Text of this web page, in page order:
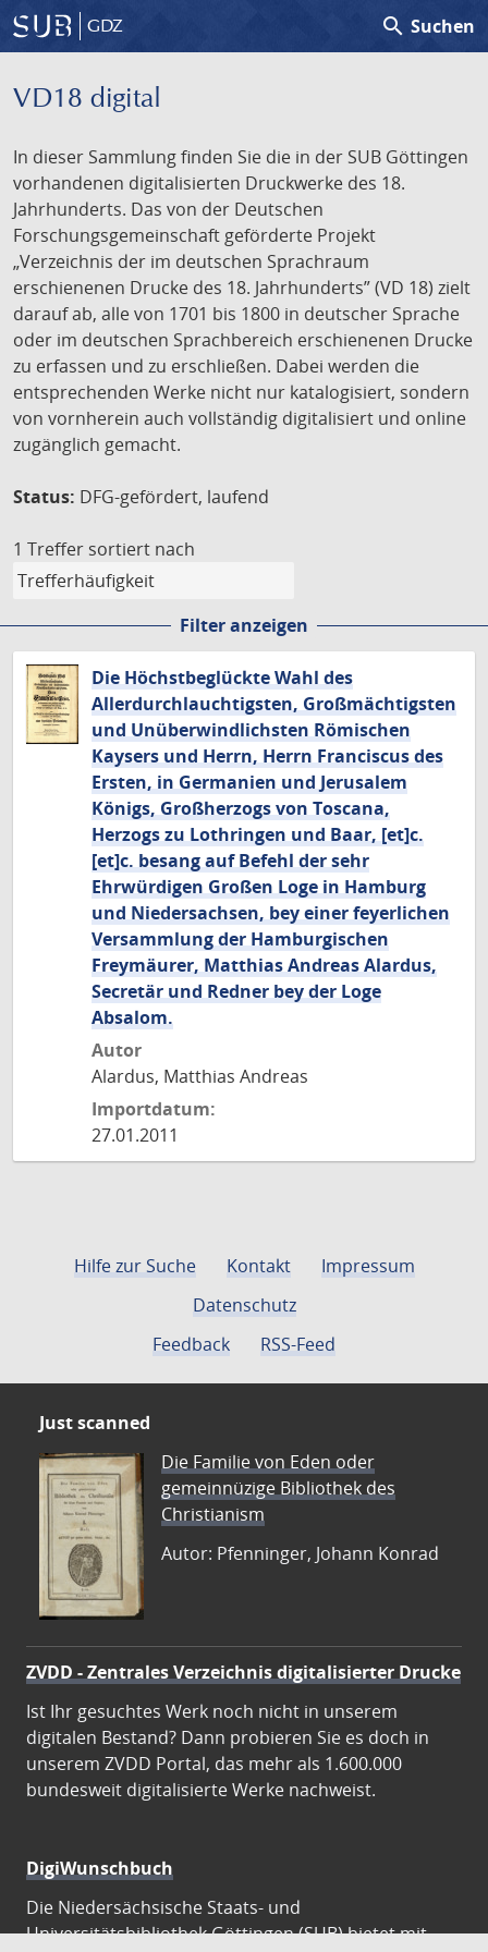
GDZ search Suchen
VD18 digital
In dieser Sammlung finden Sie die in der SUB Göttingen
vorhandenen digitalisierten Druckwerke des 18.
Jahrhunderts. Das von der Deutschen
Forschungsgemeinschaft geförderte Projekt
„Verzeichnis der im deutschen Sprachraum
erschienenen Drucke des 18. Jahrhunderts” (VD 18) zielt
darauf ab, alle von 1701 bis 1800 in deutscher Sprache
oder im deutschen Sprachbereich erschienenen Drucke
zu erfassen und zu erschließen. Dabei werden die
entsprechenden Werke nicht nur katalogisiert, sondern
von vornherein auch vollständig digitalisiert und online
zugänglich gemacht.
Status: DFG-gefördert, laufend
1 Treffer sortiert nach
Filter anzeigen
Die Höchstbeglückte Wahl des
Allerdurchlauchtigsten, Großmächtigsten
und Unüberwindlichsten Römischen
Kaysers und Herrn, Herrn Franciscus des
Ersten, in Germanien und Jerusalem
Königs, Großherzogs von Toscana,
Herzogs zu Lothringen und Baar, [et]c.
[et]c. besang auf Befehl der sehr
Ehrwürdigen Großen Loge in Hamburg
und Niedersachsen, bey einer feyerlichen
Versammlung der Hamburgischen
Freymäurer, Matthias Andreas Alardus,
Secretär und Redner bey der Loge
Absalom.
Autor
Alardus, Matthias Andreas
Importdatum:
27.01.2011
Hilfe zur Suche Kontakt
Impressum
Datenschutz
Feedback
RSS-Feed
Just scanned
Die Familie von Eden oder
gemeinnüzige Bibliothek des
Christianism
Autor: Pfenninger, Johann Konrad
ZVDD - Zentrales Verzeichnis digitalisierter Drucke
Ist Ihr gesuchtes Werk noch nicht in unserem
digitalen Bestand? Dann probieren Sie es doch in
unserem ZVDD Portal, das mehr als 1.600.000
bundesweit digitalisierte Werke nachweist.
DigiWunschbuch
Die Niedersächsische Staats- und
Universitätsbibliothek Göttingen (SUB) bietet mit